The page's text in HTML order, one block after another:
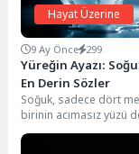
Hayat Üzerine
9 Ay Önce 299
Yüreğin Ayazı:
En Derin Sözler
Soğuk, sadece dört
birinin acımasız yüzü
zamanda insan
derinliklerine işleyen,